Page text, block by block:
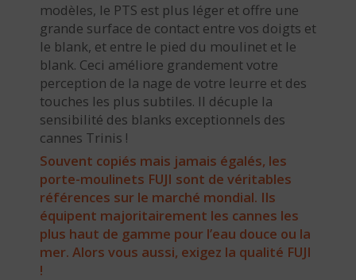
modèles, le PTS est plus léger et offre une
grande surface de contact entre vos doigts et
le blank, et entre le pied du moulinet et le
blank. Ceci améliore grandement votre
perception de la nage de votre leurre et des
touches les plus subtiles. Il décuple la
sensibilité des blanks exceptionnels des
cannes Trinis !
Souvent copiés mais jamais égalés, les
porte-moulinets FUJI sont de véritables
références sur le marché mondial. Ils
équipent majoritairement les cannes les
plus haut de gamme pour l’eau douce ou la
mer. Alors vous aussi, exigez la qualité FUJI
!